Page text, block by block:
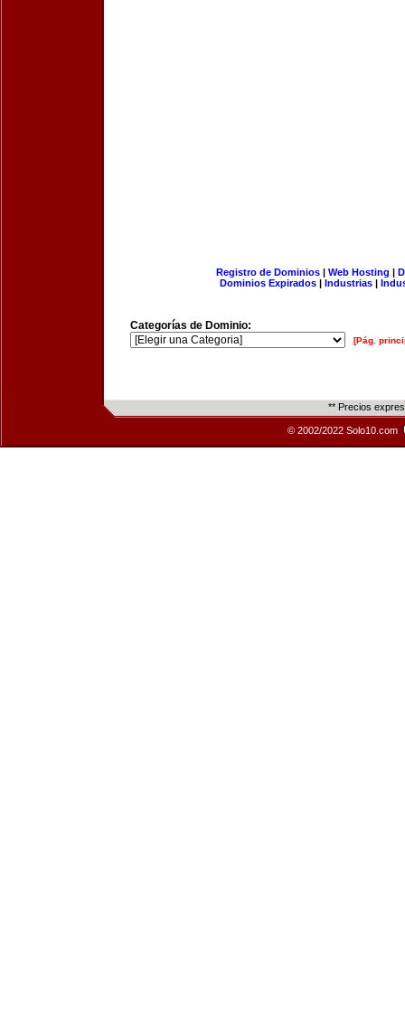
Registro de Dominios| Web Hosting |
Dominios Expirados | Industrias |
Categorías de Dominio:
[Pág.
** Precios
© 2002/2022 Solo10.com